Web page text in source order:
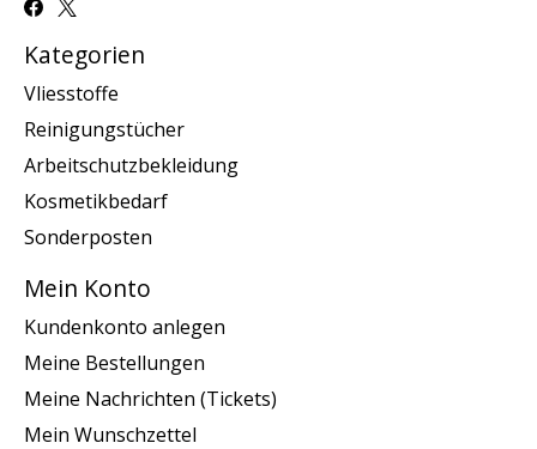
Kategorien
Vliesstoffe
Reinigungstücher
Arbeitschutzbekleidung
Kosmetikbedarf
Sonderposten
Mein Konto
Kundenkonto anlegen
Meine Bestellungen
Meine Nachrichten (Tickets)
Mein Wunschzettel